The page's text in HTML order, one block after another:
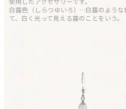
石の名前で選ぶ
白露色（しらつゆいろ）…白露のよう
て、白く光って見える露のことをいう。